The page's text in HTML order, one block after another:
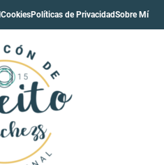
CookiesPolíticas de PrivacidadSobre Mí